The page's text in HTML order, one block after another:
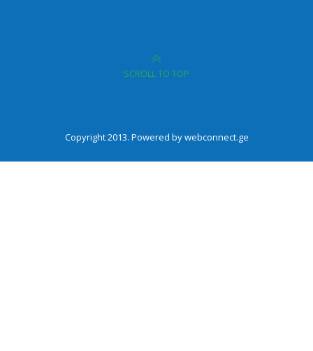
SCROLL TO TOP
Copyright 2013. Powered by webconnect.ge